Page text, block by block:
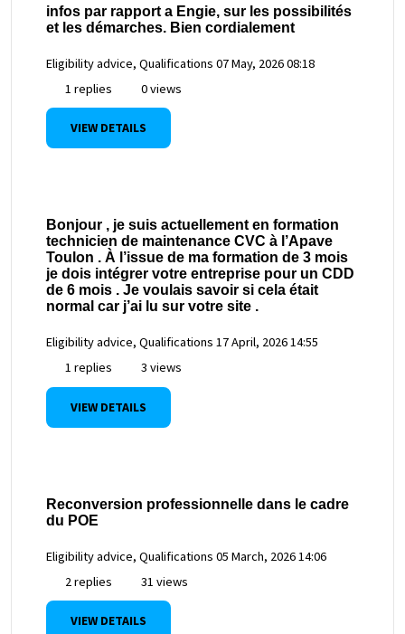
infos par rapport a Engie, sur les possibilités
et les démarches. Bien cordialement
Eligibility advice, Qualifications 07 May, 2026 08:18
1 replies
0 views
VIEW DETAILS
Bonjour , je suis actuellement en formation
technicien de maintenance CVC à l’Apave
Toulon . À l’issue de ma formation de 3 mois
je dois intégrer votre entreprise pour un CDD
de 6 mois . Je voulais savoir si cela était
normal car j’ai lu sur votre site .
Eligibility advice, Qualifications 17 April, 2026 14:55
1 replies
3 views
VIEW DETAILS
Reconversion professionnelle dans le cadre
du POE
Eligibility advice, Qualifications 05 March, 2026 14:06
2 replies
31 views
VIEW DETAILS